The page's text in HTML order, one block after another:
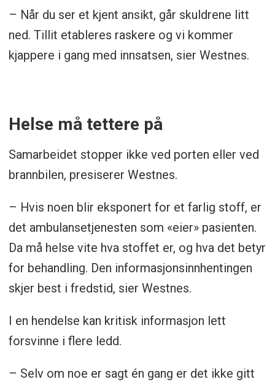
Del nødvendig informasjon fra
beredskapsplanen med brann, politi,
helse og kommunen. Oppdater jevnlig og
kontaktpunkt og rutiner.
Planlegg og gjennomfør en enkel
samøvelse. Øv på mottak av nødetater
informasjonsutveksling.
Sørg for at helse får tilgang til stofflister,
konsentrasjoner og behandlingsrelevant
informasjon. Avtal hvem som ringer
Bruk kommunens beredskapsråd for å
forankre samhandlingen og få
kontinuitet når folk bytter stillinger.
– Når du ser et kjent ansikt, går skuldrene litt
ned. Tillit etableres raskere og vi kommer
kjappere i gang med innsatsen, sier Westnes.
Helse må tettere på
Samarbeidet stopper ikke ved porten eller ved
brannbilen, presiserer Westnes.
– Hvis noen blir eksponert for et farlig stoff, er
det ambulansetjenesten som «eier» pasienten.
Da må helse vite hva stoffet er, og hva det betyr
for behandling. Den informasjonsinnhentingen
skjer best i fredstid, sier Westnes.
I en hendelse kan kritisk informasjon lett
forsvinne i flere ledd.
– Selv om noe er sagt én gang er det ikke gitt